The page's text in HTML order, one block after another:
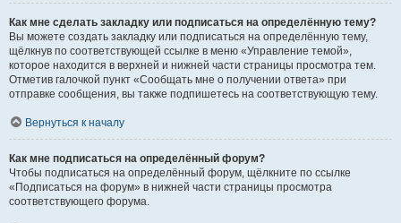
Как мне сделать закладку или подписаться на определённую тему?
Вы можете создать закладку или подписаться на определённую тему,
щёлкнув по соответствующей ссылке в меню «Управление темой»,
которое находится в верхней и нижней части страницы просмотра тем.
Отметив галочкой пункт «Сообщать мне о получении ответа» при
отправке сообщения, вы также подпишетесь на соответствующую тему.
Вернуться к началу
Как мне подписаться на определённый форум?
Чтобы подписаться на определённый форум, щёлкните по ссылке
«Подписаться на форум» в нижней части страницы просмотра
соответствующего форума.